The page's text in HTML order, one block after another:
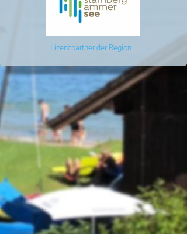
Lizenzpartner der Region